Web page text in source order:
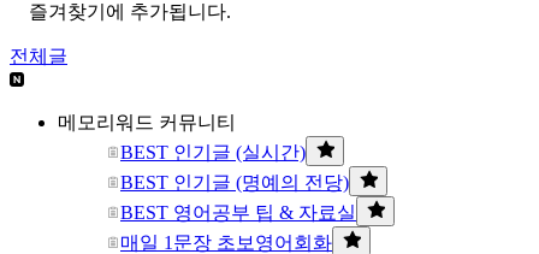
즐겨찾기에 추가됩니다.
전체글
메모리워드 커뮤니티
BEST 인기글 (실시간)
BEST 인기글 (명예의 전당)
BEST 영어공부 팁 & 자료실
매일 1문장 초보영어회화